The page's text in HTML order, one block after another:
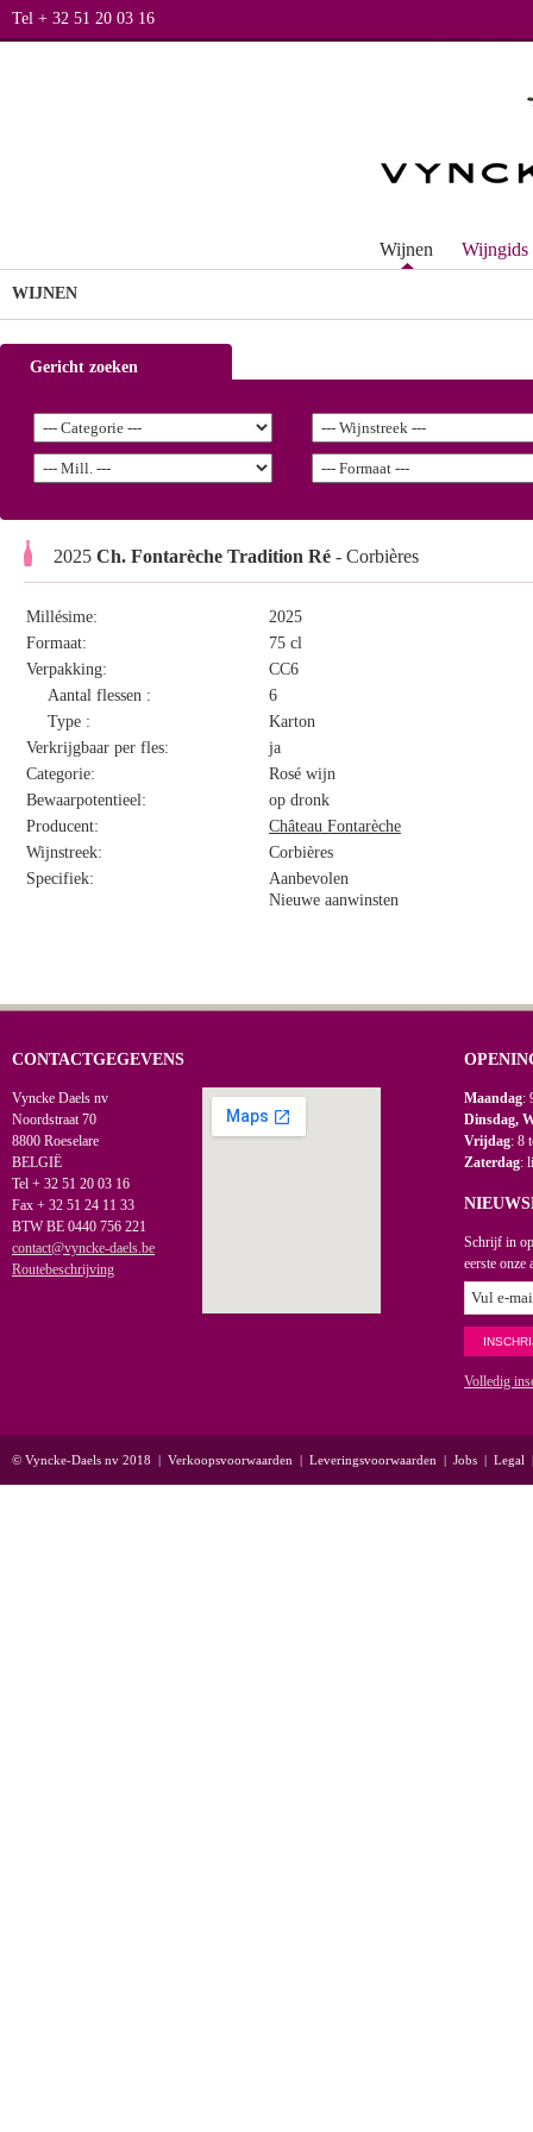
Tel + 32 51 20 03 16
Wijnen Wijngids
WIJNEN
Gericht zoeken
2025 Ch. Fontarèche Tradition Ré - Corbières
Millésime:
2025
Formaat:
75 cl
Verpakking:
CC6
Aantal flessen :
6
Type :
Karton
Verkrijgbaar per fles:
ja
Categorie:
Rosé wijn
Bewaarpotentieel:
op dronk
Producent:
Château Fontarèche
Wijnstreek:
Corbières
Specifiek:
Aanbevolen
Nieuwe aanwinsten
CONTACTGEGEVENS
Vyncke Daels nv
Noordstraat 70
8800 Roeselare
BELGIË
Tel + 32 51 20 03 16
Fax + 32 51 24 11 33
BTW BE 0440 756 221
contact@vyncke-daels.be
Routebeschrijving
Maandag:
Dinsdag,
Vrijdag: 8
Zaterdag:
Schrijf in
eerste onze
Volledig
© Vyncke-Daels nv 2018 | Verkoopsvoorwaarden | Leveringsvoorwaarden | Jobs | Legal